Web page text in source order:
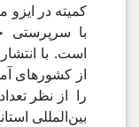
با سرپرستی
است. با
از کشورهای
را از نظر
بین‌المللی